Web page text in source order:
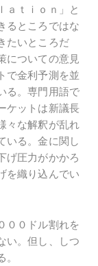
ｔｉｏｎ」と
るところではな
たいところだ
についての意見
で金利予測を並
る。専門用語で
ケットは新議長
々な解釈が乱れ
いる。金に関し
げ圧力がかかろ
を織り込んでい
００ドル割れを
い。但し、しつ